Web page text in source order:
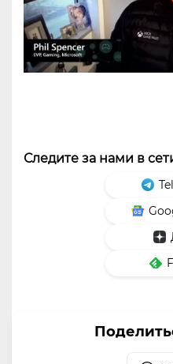
Следите за нами в